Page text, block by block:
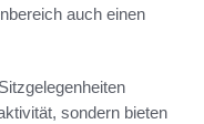
auch einen
sondern bieten